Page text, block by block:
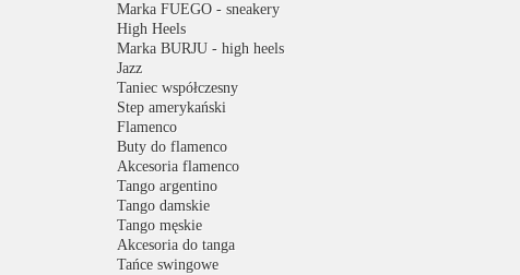
Marka FUEGO - sneakery
High Heels
Marka BURJU - high heels
Jazz
Taniec współczesny
Step amerykański
Flamenco
Buty do flamenco
Akcesoria flamenco
Tango argentino
Tango damskie
Tango męskie
Akcesoria do tanga
Tańce swingowe